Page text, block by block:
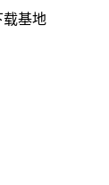
载基地